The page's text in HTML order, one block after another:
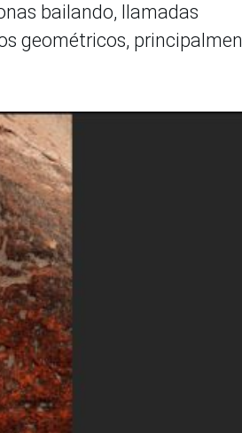
bailando, llamadas
geométricos,